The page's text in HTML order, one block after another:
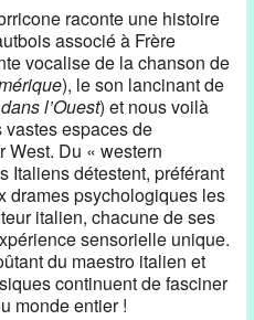
raconte une histoire
associé à Frère
vocalise de la chanson de
), le son lancinant de
l’Ouest) et nous voilà
espaces de
West. Du « western
Italiens détestent, préférant
drames psychologiques les
italien, chacune de ses
sensorielle unique.
du maestro italien et
continuent de fasciner
monde entier !